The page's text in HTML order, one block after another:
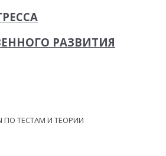
РАЗВИТИЯ
ТЕСТАМ И ТЕОРИИ